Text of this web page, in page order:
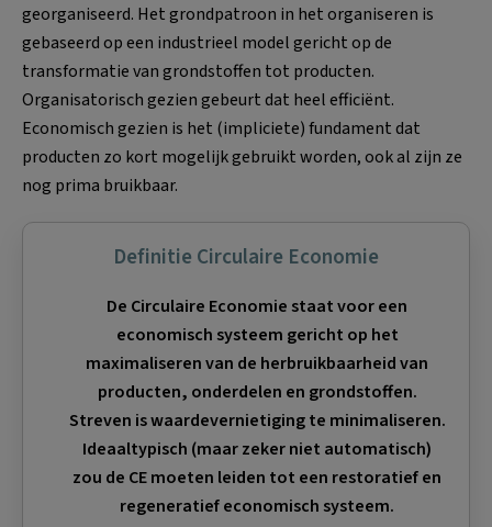
georganiseerd. Het grondpatroon in het organiseren is
gebaseerd op een industrieel model gericht op de
transformatie van grondstoffen tot producten.
Organisatorisch gezien gebeurt dat heel efficiënt.
Economisch gezien is het (impliciete) fundament dat
producten zo kort mogelijk gebruikt worden, ook al zijn ze
nog prima bruikbaar.
Definitie Circulaire Economie
De Circulaire Economie staat voor een
economisch systeem gericht op het
maximaliseren van de herbruikbaarheid van
producten, onderdelen en grondstoffen.
Streven is waardevernietiging te minimaliseren.
Ideaaltypisch (maar zeker niet automatisch)
zou de CE moeten leiden tot een restoratief en
regeneratief economisch systeem.